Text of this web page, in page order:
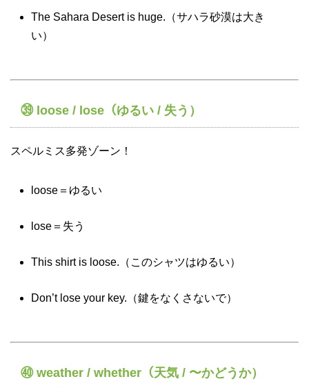
The Sahara Desert is huge.（サハラ砂漠は大き
い）
㊴ loose / lose（ゆるい / 失う）
スペルミス多発ゾーン！
loose＝ゆるい
lose＝失う
This shirt is loose.（このシャツはゆるい）
Don’t lose your key.（鍵をなくさないで）
㊵ weather / whether（天気 / 〜かどうか）